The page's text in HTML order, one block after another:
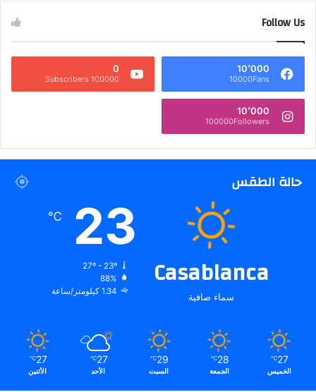
Follow Us
10٬000
10000Fans
0
100000 Subscribers
10٬000
100000Followers
حالة الطقس
Casablanca
سماء صافية
23
℃
27º - 23º
88%
1.34 كيلومتر/ساعة
27
℃
الخميس
28
℃
الجمعة
29
℃
السبت
27
℃
الأحد
27
℃
الأثنين